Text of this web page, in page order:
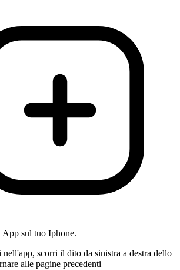
App sul tuo Iphone.
scorri il dito da sinistra a destra dello
alle pagine precedenti